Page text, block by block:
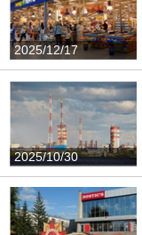
2025/12/17
2025/10/30